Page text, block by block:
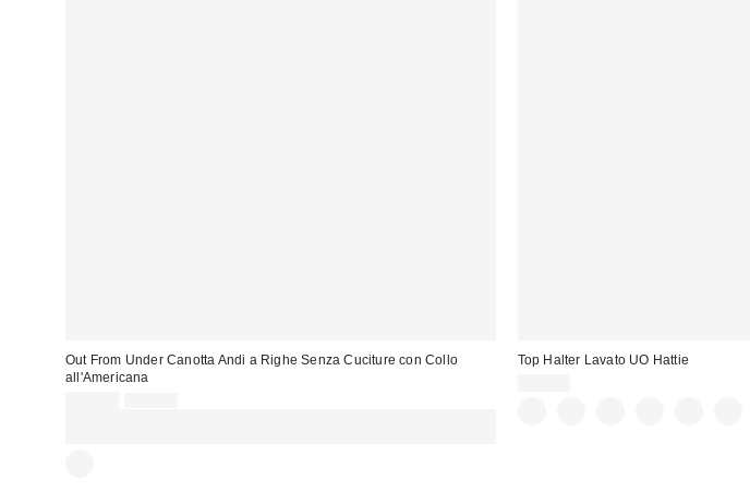
Out From Under Canotta Andi a Righe Senza Cuciture con Collo
all'Americana
Top Halter Lavato UO Hattie